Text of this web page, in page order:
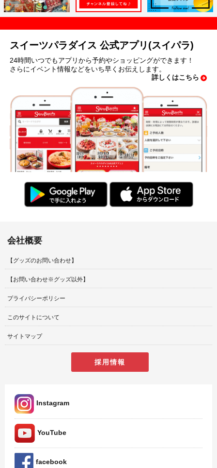
スイーツパラダイス 公式アプリ(スイパラ)
24時間いつでもアプリから予約やショッピングができます！
さらにイベント情報などをいち早くお伝えします。
詳しくはこちら
会社概要
【グッズのお問い合わせ】
【お問い合わせ※グッズ以外】
プライバシーポリシー
このサイトについて
サイトマップ
採用情報
Instagram
YouTube
facebook